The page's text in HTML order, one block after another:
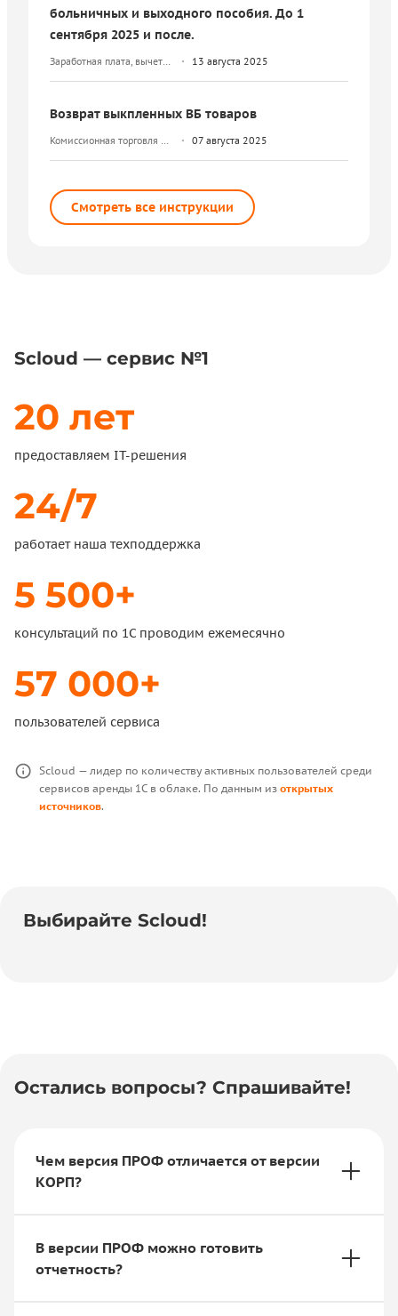
больничных и выходного пособия. До 1
сентября 2025 и после.
Заработная плата, вычеты
и НДФЛ
13 августа 2025
Возврат выкпленных ВБ товаров
Комиссионная торговля и
маркетплейсы
07 августа 2025
Смотреть все инструкции
Scloud — сервис №1
20 лет
предоставляем IT-решения
24/7
работает наша техподдержка
5 500+
консультаций по 1С проводим ежемесячно
57 000+
пользователей сервиса
Scloud — лидер по количеству активных пользователей среди
сервисов аренды 1С в облаке. По данным из открытых
источников.
Выбирайте Scloud!
Остались вопросы? Спрашивайте!
Чем версия ПРОФ отличается от версии
КОРП?
В версии ПРОФ можно готовить
отчетность?